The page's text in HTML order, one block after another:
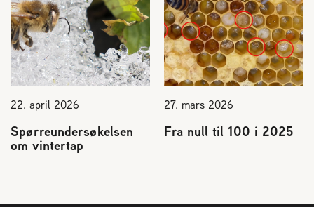
22. april 2026
Spørreundersøkelsen
om vintertap
27. mars 2026
Fra null til 100 i 2025